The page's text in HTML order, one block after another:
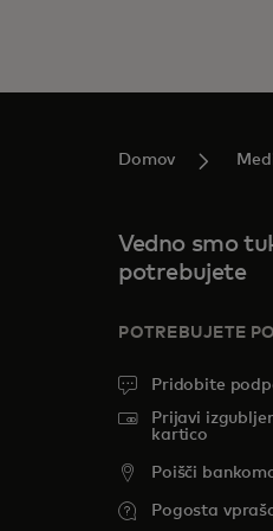
Domov
Vedno smo
potrebujete
POTREBUJETE
Pridobite
Prijavi
kartico
Poišči
Pogosta